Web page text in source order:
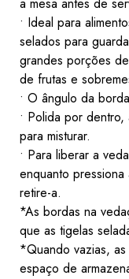
a mesa antes de
• Ideal para
selados para
grandes porções
de frutas e
• O ângulo da
• Polida por
para misturar.
• Para liberar a
enquanto
retire-a.
*As bordas na
que as tigelas
*Quando vazias,
espaço de